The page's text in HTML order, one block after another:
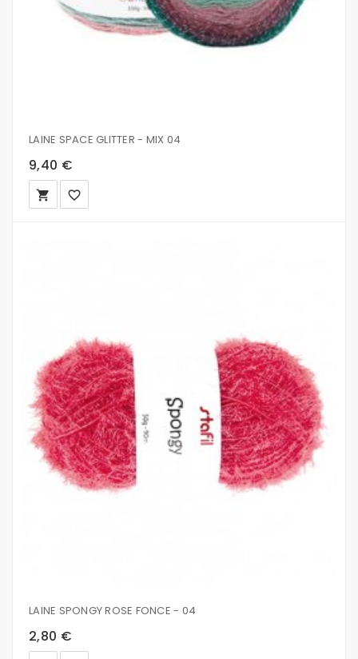
LAINE SPACE GLITTER - MIX 04
9,40 €
local_grocery_store favorite_border
LAINE SPONGY ROSE FONCE - 04
2,80 €